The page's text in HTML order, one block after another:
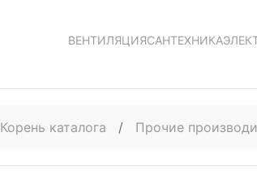
ВЕНТИЛЯЦИЯСАНТЕХНИКА
Корень каталога / Прочие